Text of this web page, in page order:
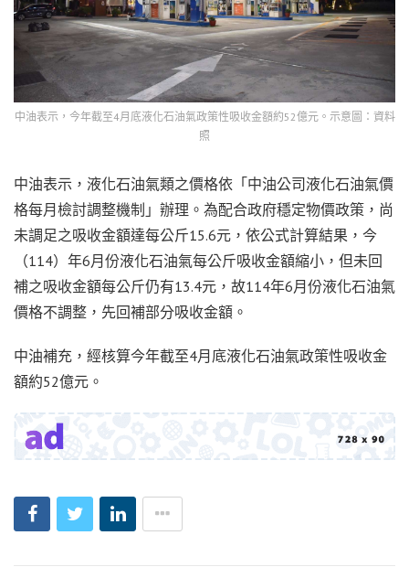
中油表示，今年截至4月底液化石油氣政策性吸收金額約52億元。示意圖：資料
照
中油表示，液化石油氣類之價格依「中油公司液化石油氣價
格每月檢討調整機制」辦理。為配合政府穩定物價政策，尚
未調足之吸收金額達每公斤15.6元，依公式計算結果，今
（114）年6月份液化石油氣每公斤吸收金額縮小，但未回
補之吸收金額每公斤仍有13.4元，故114年6月份液化石油氣
價格不調整，先回補部分吸收金額。
中油補充，經核算今年截至4月底液化石油氣政策性吸收金
額約52億元。